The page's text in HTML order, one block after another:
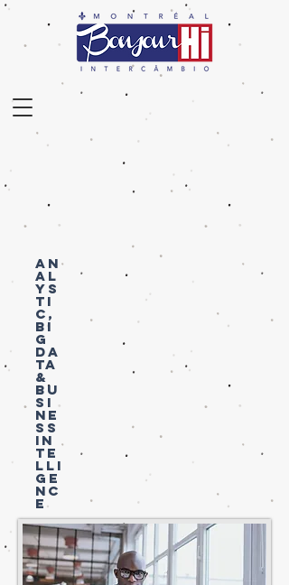
AN
AL
YS
TI
C,
BI
G
DA
TA
&
BU
SI
NE
SS
IN
TE
LLI
GE
NC
E